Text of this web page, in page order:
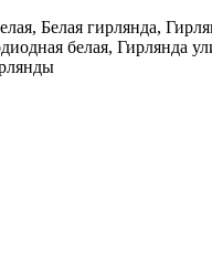
Белая гирлянда,
белая, Гирлянда